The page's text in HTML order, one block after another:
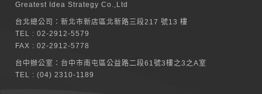
Greatest Idea Strategy Co.,Ltd
台北總公司：新北巿新店區北新路三段217 號13 樓
TEL :02-2912-5579
FAX : 02-2912-5778
台中辦公室： 台中市南屯區公益路二段61號3樓之3之A室
TEL :(04) 2310-1189